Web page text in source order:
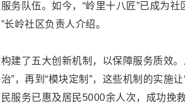
务队伍。如今，“岭里十八匠”已成为
岭社区负责人介绍。
建了五大创新机制，以保障服务质效。
”，再到“模块定制”，这些机制的实施
服务已惠及居民5000余人次，成功挽